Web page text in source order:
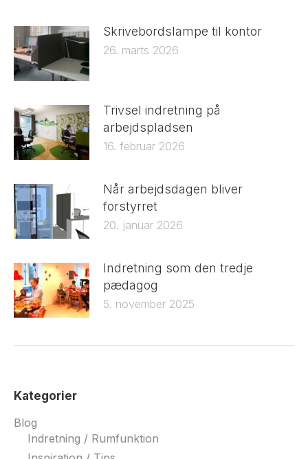
Skrivebordslampe til kontor
26. marts 2026
Trivsel indretning på
arbejdspladsen
16. februar 2026
Når arbejdsdagen bliver
forstyrret
20. januar 2026
Indretning som den tredje
pædagog
5. november 2025
Kategorier
Blog
Indretning / Rumfunktion